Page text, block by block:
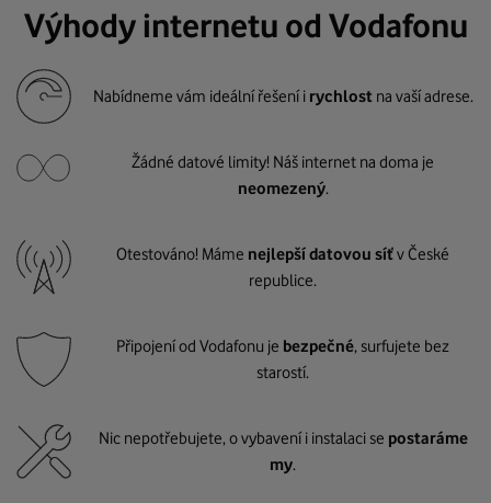
Výhody internetu od Vodafonu
Nabídneme vám ideální řešení i rychlost na vaší adrese.
Žádné datové limity! Náš internet na doma je
neomezený.
Otestováno! Máme nejlepší datovou síťv České
republice.
Připojení od Vodafonu je bezpečné, surfujete bez
starostí.
Nic nepotřebujete, o vybavení i instalaci se postaráme
my.